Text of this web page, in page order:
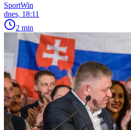
SportWin
dnes, 18:11
2 min